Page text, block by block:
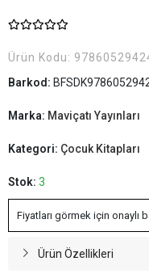
Ürün Kodu:
Barkod:
Marka: Maviçatı Yayınları
Kategori: Çocuk Kitapları
Stok: 3
Fiyatları görmek için onaylı
Ürün Özellikleri